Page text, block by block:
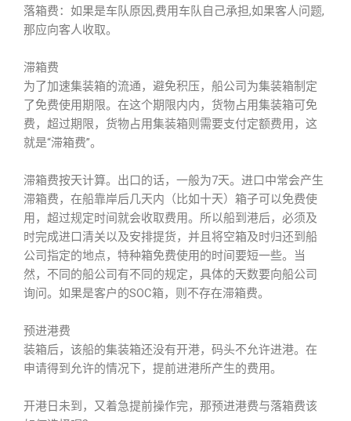
落箱费：如果是车队原因,费用车队自己承担,如果客人问题,
那应向客人收取。
滞箱费
为了加速集装箱的流通，避免积压，船公司为集装箱制定
了免费使用期限。在这个期限内内，货物占用集装箱可免
费，超过期限，货物占用集装箱则需要支付定额费用，这
就是“滞箱费”。
滞箱费按天计算。出口的话，一般为7天。进口中常会产生
滞箱费，在船靠岸后几天内（比如十天）箱子可以免费使
用，超过规定时间就会收取费用。所以船到港后，必须及
时完成进口清关以及安排提货，并且将空箱及时归还到船
公司指定的地点，特种箱免费使用的时间要短一些。当
然，不同的船公司有不同的规定，具体的天数要向船公司
询问。如果是客户的SOC箱，则不存在滞箱费。
预进港费
装箱后，该船的集装箱还没有开港，码头不允许进港。在
申请得到允许的情况下，提前进港所产生的费用。
开港日未到，又着急提前操作完，那预进港费与落箱费该